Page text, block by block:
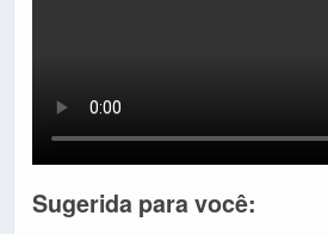
Sugerida para você: